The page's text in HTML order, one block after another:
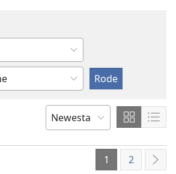
SORTIEREDO
Show
in
Grid
in
List
1 2